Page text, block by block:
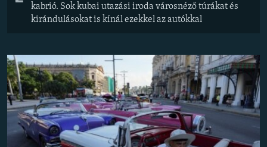
kabrió. Sok kubai utazási iroda városnéző túrákat és
kirándulásokat is kínál ezekkel az autókkal